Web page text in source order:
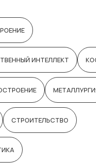
ИНТЕЛЛЕКТ
СТРОИТЕЛЬСТВО